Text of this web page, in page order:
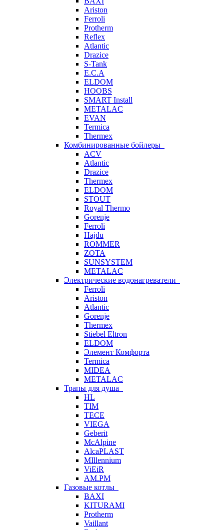
Ariston
Ferroli
Protherm
Reflex
Atlantic
Drazice
S-Tank
E.C.A
ELDOM
HOOBS
SMART Install
METALAC
EVAN
Termica
Thermex
Комбинированные бойлеры
ACV
Atlantic
Drazice
Thermex
ELDOM
STOUT
Royal Thermo
Gorenje
Ferroli
Hajdu
ROMMER
ZOTA
SUNSYSTEM
METALAC
Электрические водонагреватели
Ferroli
Ariston
Atlantic
Gorenje
Thermex
Stiebel Eltron
ELDOM
Элемент Комфорта
Termica
MIDEA
METALAC
Трапы для душа
HL
TIM
TECE
VIEGA
Geberit
McAlpine
AlcaPLAST
MIllennium
ViEiR
AM.PM
Газовые котлы
BAXI
KITURAMI
Protherm
Vaillant